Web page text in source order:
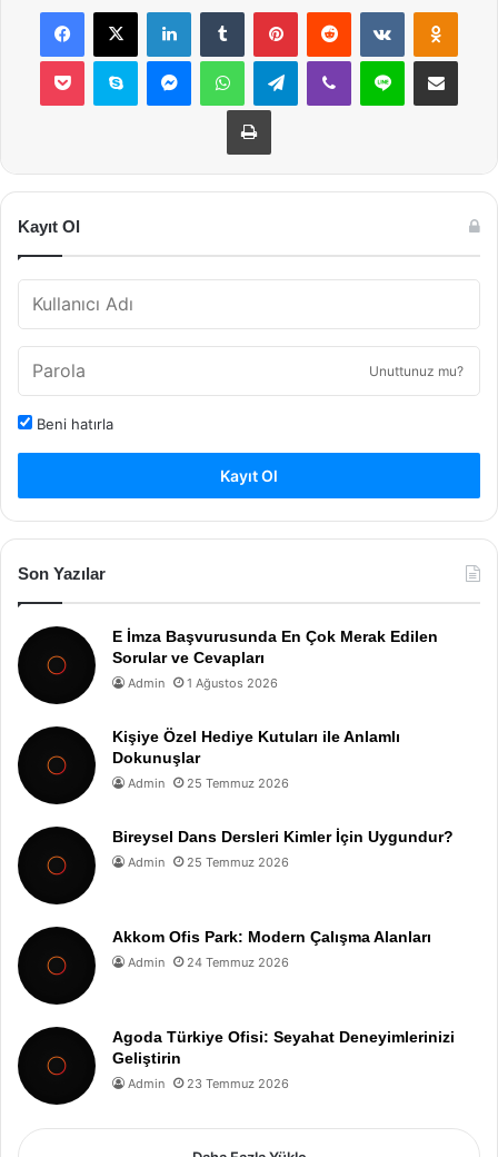
Facebook
X LinkedInTumblr PinterestReddit VKontakte
Pocket Skype MessengerWhatsAppTelegramViber Line E-Posta ile
Yazdır
Kayıt Ol
Unuttunuz mu?
Beni hatırla
Kayıt Ol
Son Yazılar
E İmza Başvurusunda En Çok Merak Edilen
Sorular ve Cevapları
Admin 1 Ağustos 2026
Kişiye Özel Hediye Kutuları ile Anlamlı
Dokunuşlar
Admin 25 Temmuz 2026
Bireysel Dans Dersleri Kimler İçin Uygundur?
Admin 25 Temmuz 2026
Akkom Ofis Park: Modern Çalışma Alanları
Admin 24 Temmuz 2026
Agoda Türkiye Ofisi: Seyahat Deneyimlerinizi
Geliştirin
Admin 23 Temmuz 2026